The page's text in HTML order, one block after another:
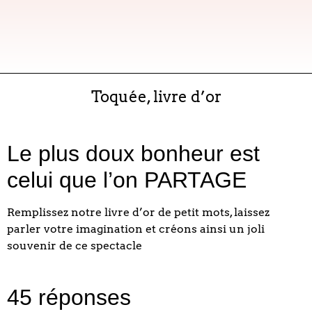
Toquée, livre d’or
Le plus doux bonheur est
celui que l’on PARTAGE
Remplissez notre livre d’or de petit mots, laissez
parler votre imagination et créons ainsi un joli
souvenir de ce spectacle
45 réponses